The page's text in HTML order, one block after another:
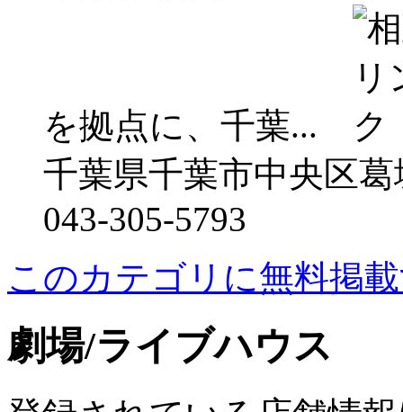
を拠点に、千葉...
千葉県千葉市中央区葛
043-305-5793
このカテゴリに無料掲
劇場/ライブハウス